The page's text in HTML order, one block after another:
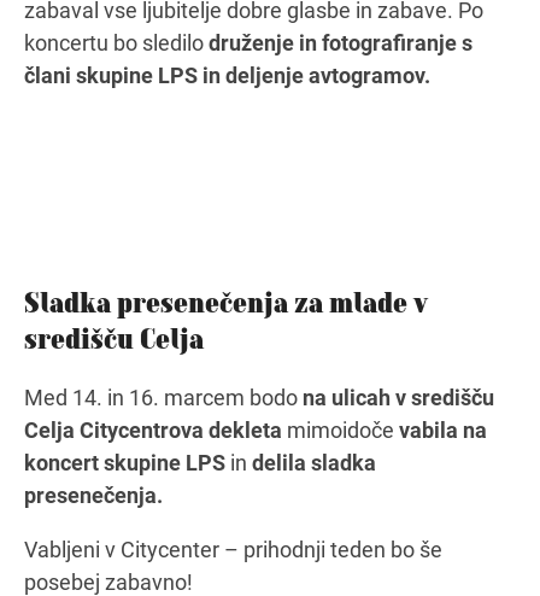
zabaval vse ljubitelje dobre glasbe in zabave. Po
koncertu bo sledilodruženje in fotografiranje s
člani skupine LPS in deljenje avtogramov.
Sladka presenečenja za mlade v
središču Celja
Med 14. in 16. marcem bodo na ulicah v središču
Celja Citycentrova dekleta mimoidoče vabila na
koncert skupine LPS in delila sladka
presenečenja.
Vabljeni v Citycenter – prihodnji teden bo še
posebej zabavno!